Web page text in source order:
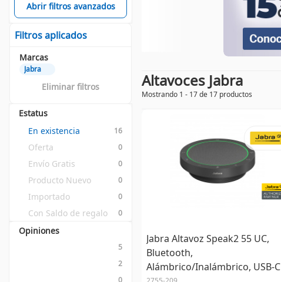
Abrir filtros avanzados
Filtros aplicados
Marcas
Jabra
Eliminar filtros
Estatus
En existencia
16
Oferta 0
Envío Gratis 0
Producto Nuevo 0
Importado 0
Con Saldo de regalo 0
Opiniones
5
2
0
Altavoces Jabra
Mostrando 1 - 17 de 17 productos
Jabra Altavoz Speak2 55 UC,
Bluetooth,
Alámbrico/Inalámbrico, USB-C